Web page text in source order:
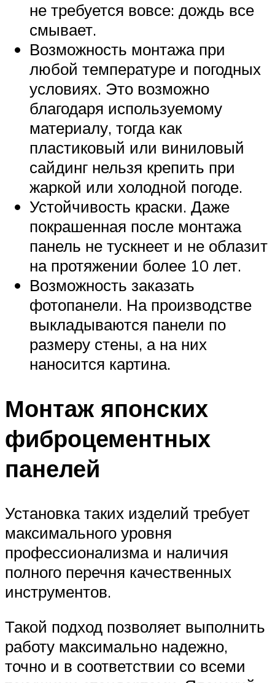
не требуется вовсе: дождь все
смывает.
Возможность монтажа при
любой температуре и погодных
условиях. Это возможно
благодаря используемому
материалу, тогда как
пластиковый или виниловый
сайдинг нельзя крепить при
жаркой или холодной погоде.
Устойчивость краски. Даже
покрашенная после монтажа
панель не тускнеет и не облазит
на протяжении более 10 лет.
Возможность заказать
фотопанели. На производстве
выкладываются панели по
размеру стены, а на них
наносится картина.
Монтаж японских
фиброцементных
панелей
Установка таких изделий требует
максимального уровня
профессионализма и наличия
полного перечня качественных
инструментов.
Такой подход позволяет выполнить
работу максимально надежно,
точно и в соответствии со всеми